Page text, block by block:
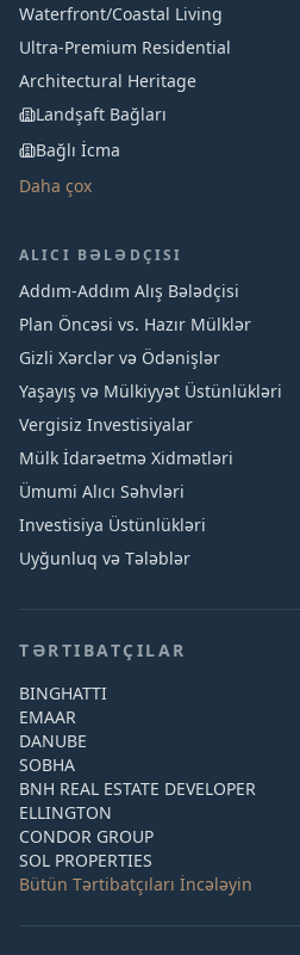
Waterfront/Coastal Living
Ultra-Premium Residential
Architectural Heritage
Landşaft Bağları
Bağlı İcma
Daha çox
ALICI BƏLƏDÇISI
Addım-Addım Alış Bələdçisi
Plan Öncəsi vs. Hazır Mülklər
Gizli Xərclər və Ödənişlər
Yaşayış və Mülkiyyət Üstünlükləri
Vergisiz Investisiyalar
Mülk İdarəetmə Xidmətləri
Ümumi Alıcı Səhvləri
Investisiya Üstünlükləri
Uyğunluq və Tələblər
TƏRTIBATÇILAR
BINGHATTI
EMAAR
DANUBE
SOBHA
BNH REAL ESTATE DEVELOPER
ELLINGTON
CONDOR GROUP
SOL PROPERTIES
Bütün Tərtibatçıları İncələyin